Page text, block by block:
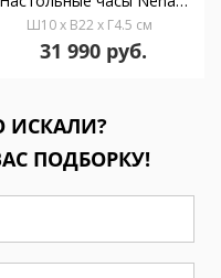
Ш10 x В22 x Г4.5 см
31 990 руб.
ИСКАЛИ?
ПОДБОРКУ!